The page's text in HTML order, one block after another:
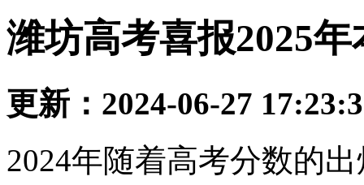
潍坊高考喜报2025
更新：2024-06-27
2024年随着高考分数的